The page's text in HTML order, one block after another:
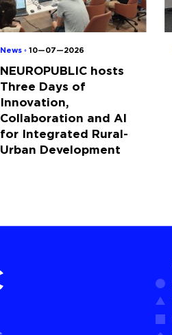
News ◦ 10—07—2026
NEUROPUBLIC hosts
Three Days of
Innovation,
Collaboration and AI
for Integrated Rural-
Urban Development